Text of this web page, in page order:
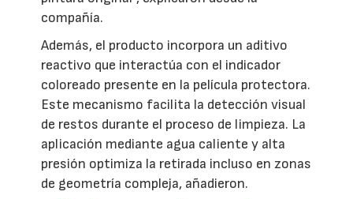
compañía.
Además, el producto incorpora un aditivo
reactivo que interactúa con el indicador
coloreado presente en la película protectora.
Este mecanismo facilita la detección visual
de restos durante el proceso de limpieza. La
aplicación mediante agua caliente y alta
presión optimiza la retirada incluso en zonas
de geometría compleja, añadieron.